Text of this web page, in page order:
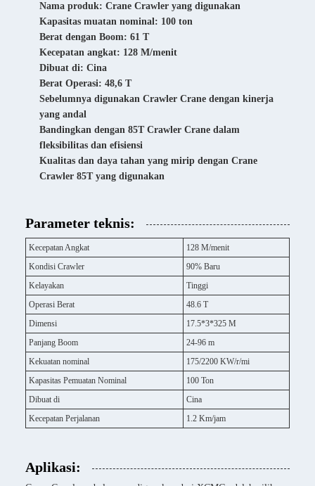
Nama produk: Crane Crawler yang digunakan
Kapasitas muatan nominal: 100 ton
Berat dengan Boom: 61 T
Kecepatan angkat: 128 M/menit
Dibuat di: Cina
Berat Operasi: 48,6 T
Sebelumnya digunakan Crawler Crane dengan kinerja
yang andal
Bandingkan dengan 85T Crawler Crane dalam
fleksibilitas dan efisiensi
Kualitas dan daya tahan yang mirip dengan Crane
Crawler 85T yang digunakan
Parameter teknis:
Kecepatan Angkat
128 M/menit
Kondisi Crawler
90% Baru
Kelayakan
Tinggi
Operasi Berat
48.6 T
Dimensi
17.5*3*325 M
Panjang Boom
24-96 m
Kekuatan nominal
175/2200 KW/r/mi
Kapasitas Pemuatan Nominal
100 Ton
Dibuat di
Cina
Kecepatan Perjalanan
1.2 Km/jam
Aplikasi: